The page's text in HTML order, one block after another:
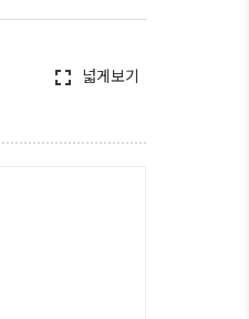
fullscreen 넓게보기